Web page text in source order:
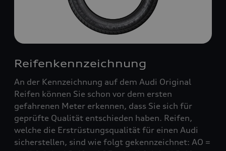
Reifenkennzeichnung
An der Kennzeichnung auf dem Audi Original
Reifen können Sie schon vor dem ersten
gefahrenen Meter erkennen, dass Sie sich für
geprüfte Qualität entschieden haben. Reifen,
welche die Erstrüstungsqualität für einen Audi
sicherstellen, sind wie folgt gekennzeichnet: AO =